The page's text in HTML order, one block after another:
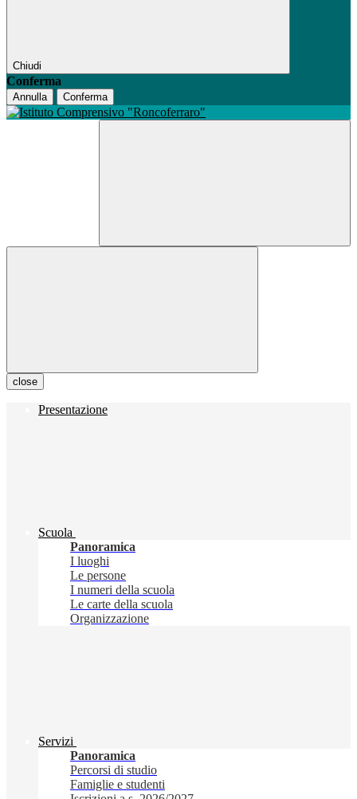
Chiudi
Conferma
Annulla Conferma
close
Presentazione
Scuola
Panoramica
I luoghi
Le persone
I numeri della scuola
Le carte della scuola
Organizzazione
Servizi
Panoramica
Percorsi di studio
Famiglie e studenti